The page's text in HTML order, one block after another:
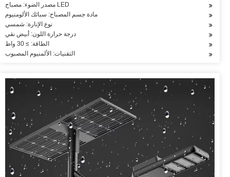
مصدر الضوء: مصباح LED
مادة جسم المصباح: سبائك الألومنيوم
نوع الإنارة: شمسي
درجة حرارة اللون: أبيض نقي
الطاقة: ≥ 30 واط
التقنيات: الألمنيوم المصبوب